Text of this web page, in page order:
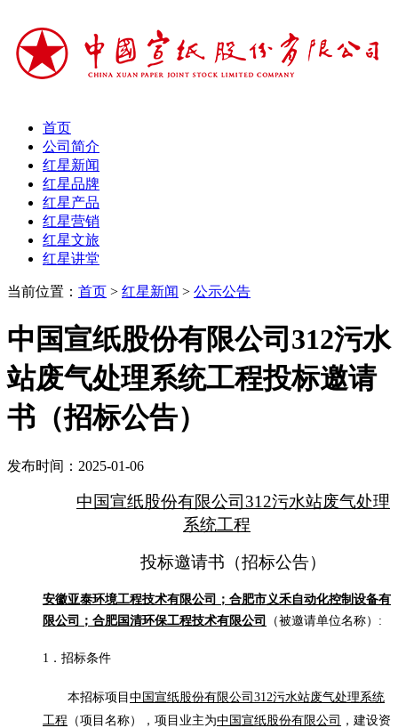
首页
公司简介
红星新闻
红星品牌
红星产品
红星营销
红星文旅
红星讲堂
当前位置： 首页 > 红星新闻 > 公示公告
中国宣纸股份有限公司312污水
站废气处理系统工程投标邀请
书（招标公告）
发布时间：2025-01-06
中国宣纸股份有限公司 312污水站废气处理
系统工程
投标邀请书（招标公告）
安徽亚泰环境工程技术有限公司；合肥市义禾自动化控制设备有
限公司；合肥国清环保工程技术有限公司
（被邀请单位名称） :
1．招标条件
本招标项目 中国宣纸股份有限公司 312污水站废气处理系统
工程 （项目名称），项目业主为中国宣纸股份有限公司
，建设资